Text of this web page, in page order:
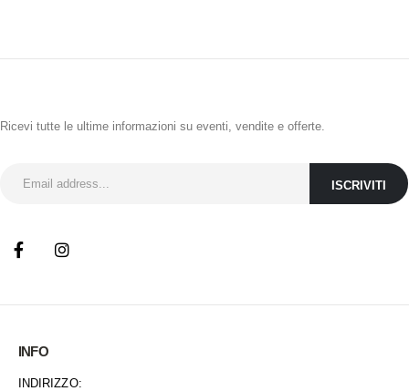
Ricevi tutte le ultime informazioni su eventi, vendite e offerte.
INFO
INDIRIZZO: